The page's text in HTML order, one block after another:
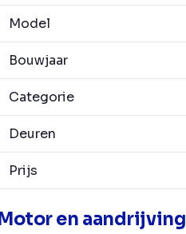
Model
Bouwjaar
Categorie
Deuren
Prijs
Motor en aandrijving